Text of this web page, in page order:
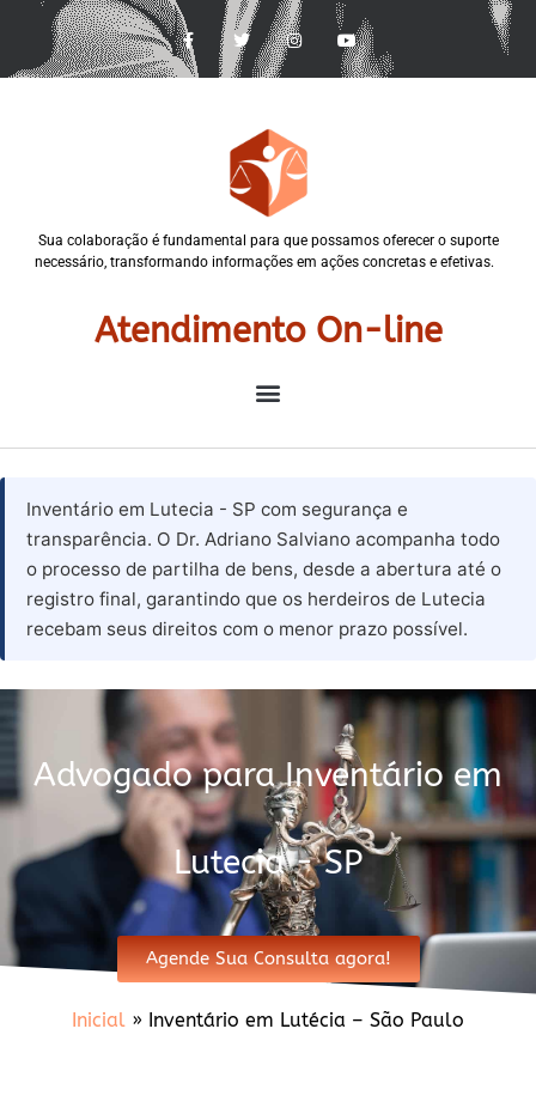
Sua colaboração é fundamental para que possamos oferecer o suporte
necessário, transformando informações em ações concretas e efetivas.
Atendimento On-line
Inventário em Lutecia - SP com segurança e
transparência. O Dr. Adriano Salviano acompanha todo
o processo de partilha de bens, desde a abertura até o
registro final, garantindo que os herdeiros de Lutecia
recebam seus direitos com o menor prazo possível.
Advogado para Inventário em
Lutecia - SP
Agende Sua Consulta agora!
Inicial » Inventário em Lutécia – São Paulo